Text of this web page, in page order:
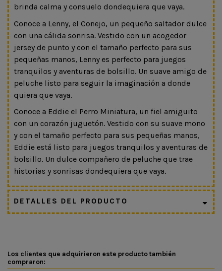
brinda calma y consuelo dondequiera que vaya.
Conoce a Lenny, el Conejo, un pequeño saltador dulce
con una cálida sonrisa. Vestido con un acogedor
jersey de punto y con el tamaño perfecto para sus
pequeñas manos, Lenny es perfecto para juegos
tranquilos y aventuras de bolsillo. Un suave amigo de
peluche listo para seguir la imaginación a donde
quiera que vaya.
Conoce a Eddie el Perro Miniatura, un fiel amiguito
con un corazón juguetón. Vestido con su suave mono
y con el tamaño perfecto para sus pequeñas manos,
Eddie está listo para juegos tranquilos y aventuras de
bolsillo. Un dulce compañero de peluche que trae
historias y sonrisas dondequiera que vaya.
DETALLES DEL PRODUCTO
Los clientes que adquirieron este producto también
compraron: